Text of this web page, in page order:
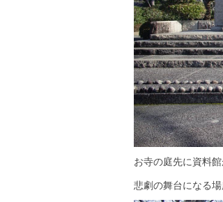
お寺の庭先に資料
悲劇の舞台になる場